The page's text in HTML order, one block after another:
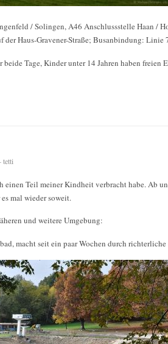
/ Solingen, A46 Anschlussstelle Haan /
der Haus-Gravener-Straße; Busanbindung: Linie
Tage, Kinder unter 14 Jahren haben freien
tetti
Teil meiner Kindheit verbracht habe. Ab
mal wieder soweit.
und weitere Umgebung:
macht seit ein paar Wochen durch richterliche